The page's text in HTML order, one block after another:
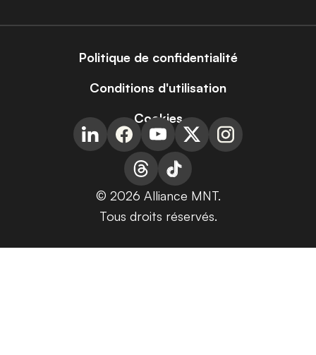
Politique de confidentialité
Conditions d'utilisation
Cookies
© 2026 Alliance MNT.
Tous droits réservés.